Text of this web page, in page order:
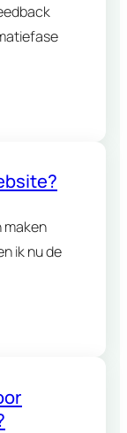
maken
ik nu de